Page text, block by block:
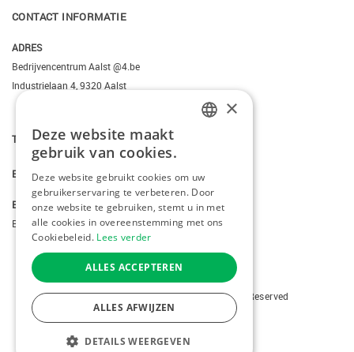
CONTACT INFORMATIE
ADRES
Bedrijvencentrum Aalst @4.be
Industrielaan 4, 9320 Aalst
T. +3223095206
E. info@kiddotravel.be
BTW
BE 0685795740
Copyright © 2026 Kiddotravel. All Rights Reserved
webdesignby conversal
ENGLISH
×
Deze website maakt
gebruik van cookies.
Deze website gebruikt cookies om uw
gebruikerservaring te verbeteren. Door
onze website te gebruiken, stemt u in met
alle cookies in overeenstemming met ons
Cookiebeleid. Lees verder
ALLES ACCEPTEREN
ALLES AFWIJZEN
DETAILS WEERGEVEN